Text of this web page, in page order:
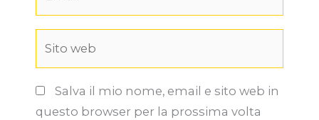
Salva il mio nome, email e sito web in
questo browser per la prossima volta